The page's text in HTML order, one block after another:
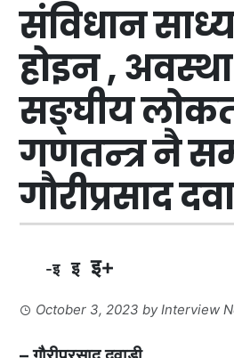
संविधान
होइन ,
सङ्घीय
गणतन्त्र नै
गौरीप्रसाद
-इ इ इ+
October 3, 2023 byInterview